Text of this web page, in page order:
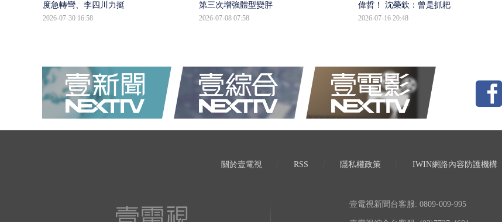
度急轉彎、李四川力挺
2026-07-30 16:58
第三次增強體型變胖
2026-07-08 07:58
偉哲！ 沈榮欽：曾是抓耙
2026-07-16 20:48
關於壹電視 RSS 隱私權政策 IWIN網路內容防護機構
壹電視新聞台客服: 0809-009-995